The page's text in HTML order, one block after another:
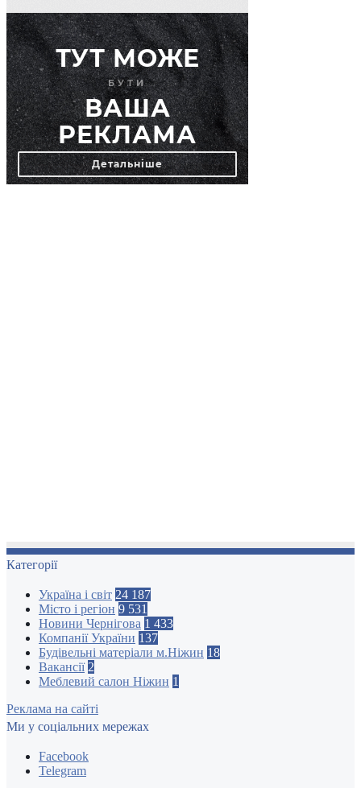
Категорії
Україна і світ 24 187
Місто і регіон 9 531
Новини Чернігова 1 433
Компанії України 137
Будівельні матеріали м.Ніжин 18
Вакансії 2
Меблевий салон Ніжин 1
Реклама на сайті
Ми у соціальних мережах
Facebook
Telegram